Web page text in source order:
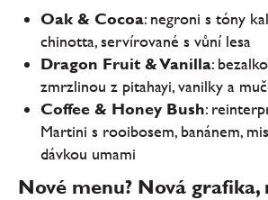
Oak & Cocoa: negroni s tóny
chinotta, servírované s vůní lesa
Dragon Fruit & Vanilla:
zmrzlinou z pitahayi, vanilky a
Coffee & Honey Bush:
Martini s rooibosem, banánem,
dávkou umami
Nové menu? Nová grafika,